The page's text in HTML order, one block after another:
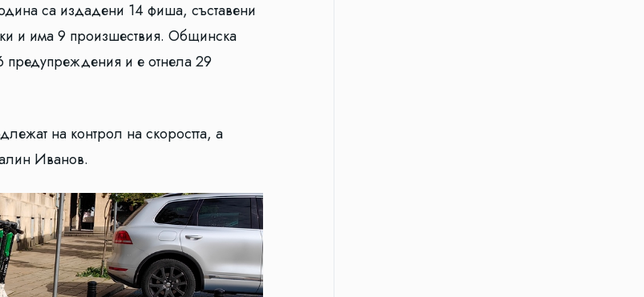
са издадени 14 фиша, съставени
и има 9 произшествия. Общинска
предупреждения и е отнела 29
на контрол на скоростта, а
Иванов.